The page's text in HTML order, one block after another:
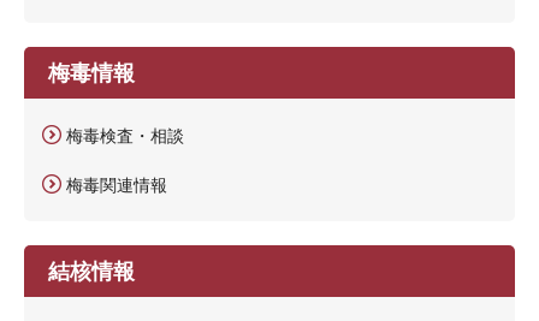
梅毒情報
梅毒検査・相談
梅毒関連情報
結核情報